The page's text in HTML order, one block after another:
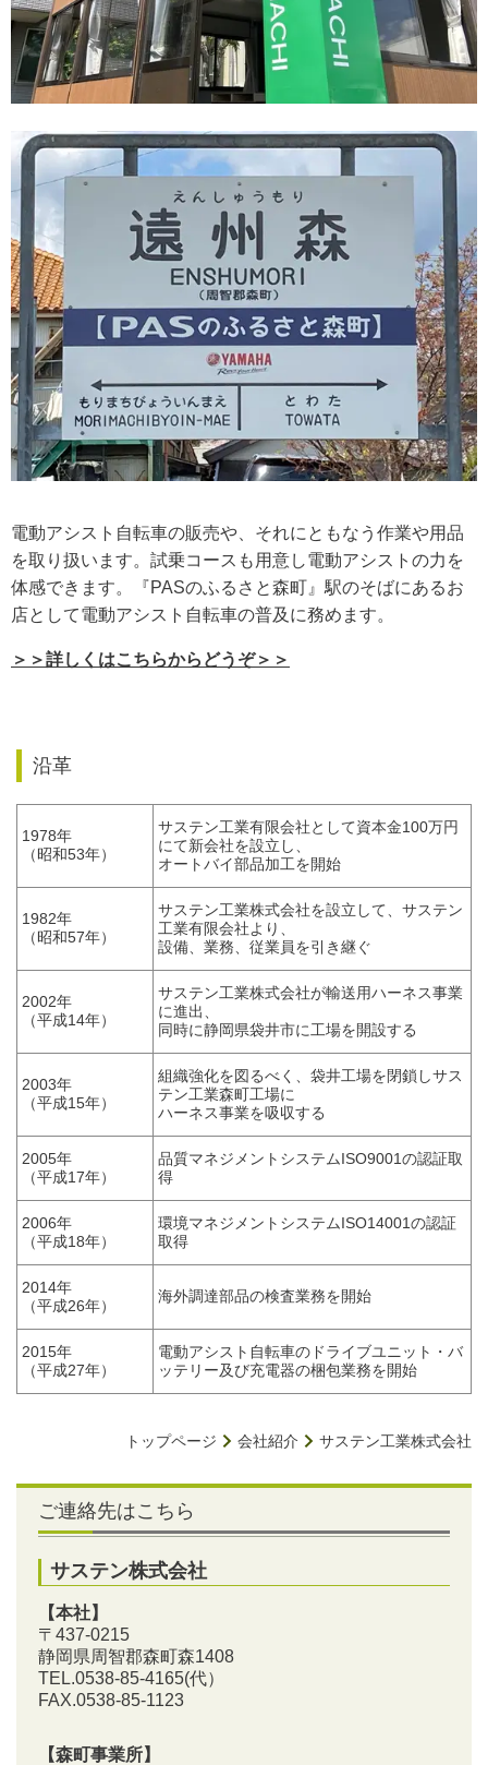
電動アシスト自転車の販売や、それにともなう作業や用品
を取り扱います。試乗コースも用意し電動アシストの力を
体感できます。『PASのふるさと森町』駅のそばにあるお
店として電動アシスト自転車の普及に務めます。
＞＞詳しくはこちらからどうぞ＞＞
沿革
1978年
（昭和53年）
サステン工業有限会社として資本金100万円
にて新会社を設立し、
オートバイ部品加工を開始
1982年
（昭和57年）
サステン工業株式会社を設立して、サステン
工業有限会社より、
設備、業務、従業員を引き継ぐ
2002年
（平成14年）
サステン工業株式会社が輸送用ハーネス事業
に進出、
同時に静岡県袋井市に工場を開設する
2003年
（平成15年）
組織強化を図るべく、袋井工場を閉鎖しサス
テン工業森町工場に
ハーネス事業を吸収する
2005年
（平成17年）
品質マネジメントシステムISO9001の認証取
得
2006年
（平成18年）
環境マネジメントシステムISO14001の認証
取得
2014年
（平成26年）
海外調達部品の検査業務を開始
2015年
（平成27年）
電動アシスト自転車のドライブユニット・バ
ッテリー及び充電器の梱包業務を開始
トップページ 会社紹介 サステン工業株式会社
ご連絡先はこちら
サステン株式会社
【本社】
〒437-0215
静岡県周智郡森町森1408
TEL.0538-85-4165(代）
FAX.0538-85-1123
【森町事業所】